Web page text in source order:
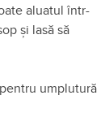
aluatul într-
și lasă să
umplutură